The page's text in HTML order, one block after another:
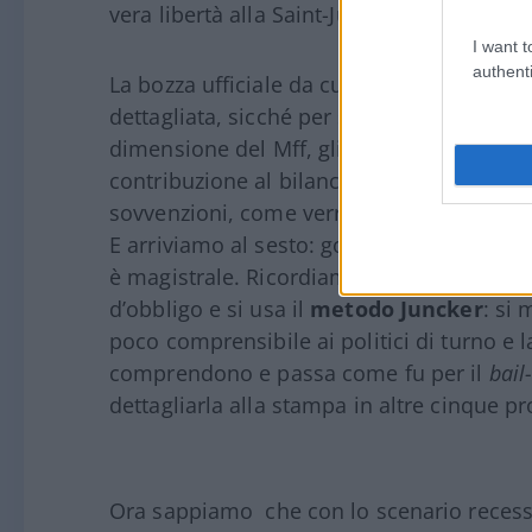
I want
vera libertà alla Saint-Just: nessuna
La bozza ufficiale da cui Michel ha
dettagliata, sicché per semplicità mi
dimensione del Mff, gli sgravi concessi
contribuzione al bilancio Eu, la
sovvenzioni, come verranno allocati i
E arriviamo al sesto: governance e
è magistrale. Ricordiamo che in Europa
d’obbligo e si usa il metodo Juncker: si
poco comprensibile ai politici di turno e
comprendono e passa come fu per il
dettagliarla alla stampa in altre cinque
Ora sappiamo che con lo scenario